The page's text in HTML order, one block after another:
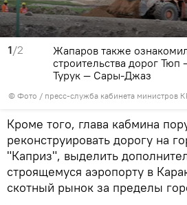
1/2
© Фото / пресс-служба кабинета министров
Жапаров также
строительства дорог
Турук — Сары-Джаз
Кроме того, глава кабмина
реконструировать дорогу на
"Каприз", выделить
строящемуся аэропорту в
скотный рынок за пределы